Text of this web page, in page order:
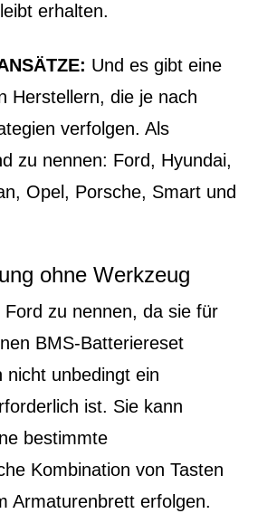
erhalten.
Und es gibt eine
Herstellern, die je nach
verfolgen. Als
zu nennen: Ford, Hyundai,
Opel, Porsche, Smart und
ohne Werkzeug
zu nennen, da sie für
BMS-Batteriereset
nicht unbedingt ein
ist. Sie kann
bestimmte
Kombination von Tasten
Armaturenbrett erfolgen.